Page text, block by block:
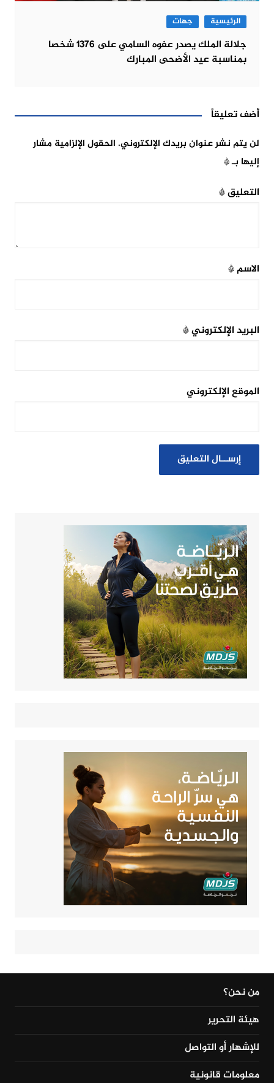
الرئيسية جهات
جلالة الملك يصدر عفوه السامي على 1376 شخصا
بمناسبة عيد الأضحى المبارك
أضف تعليقاً
لن يتم نشر عنوان بريدك الإلكتروني. الحقول الإلزامية مشار
إليها بـ*
التعليق*
الاسم*
البريد الإلكتروني*
الموقع الإلكتروني
من نحن؟
هيئة التحرير
للإشهار أو التواصل
معلومات قانونية